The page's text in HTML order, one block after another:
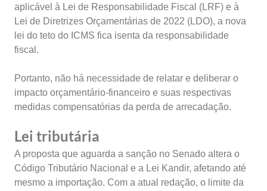
aplicável à Lei de Responsabilidade Fiscal (LRF) e à
Lei de Diretrizes Orçamentárias de 2022 (LDO), a nova
lei do teto do ICMS fica isenta da responsabilidade
fiscal.
Portanto, não há necessidade de relatar e deliberar o
impacto orçamentário-financeiro e suas respectivas
medidas compensatórias da perda de arrecadação.
Lei tributária
A proposta que aguarda a sanção no Senado altera o
Código Tributário Nacional e a Lei Kandir, afetando até
mesmo a importação. Com a atual redação, o limite da